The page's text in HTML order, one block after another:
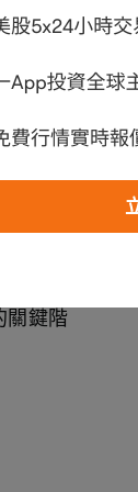
平台
已停
關鍵階